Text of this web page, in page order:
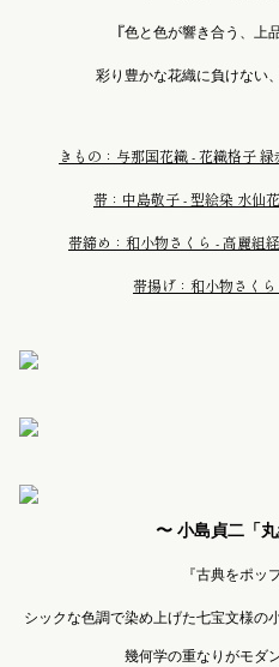
『色と色が響き合う、上
彩り豊かな花織に負けない
きもの：与那国花織 - 花織格子
帯：中島敬子 - 型絵染 水仙
帯締め：和小物さくら - 高麗組
帯揚げ：和小物さく
〜 小島貞二「
『古典をポッ
シックな色調で染め上げた七宝文様の
幾何学の重なりがモダ